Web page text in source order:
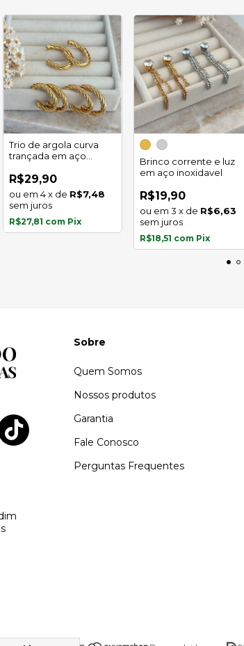
Trio de argola curva
trançada em aço
R$29,90
4 x de R$7,48
sem juros
R$27,81 com Pix
Brinco corrente e luz
em aço inoxidavel
R$19,90
3 x de R$6,63
sem juros
R$18,51 com Pix
Sobre
Quem Somos
Nossos produtos
Garantia
Fale Conosco
Perguntas Frequentes